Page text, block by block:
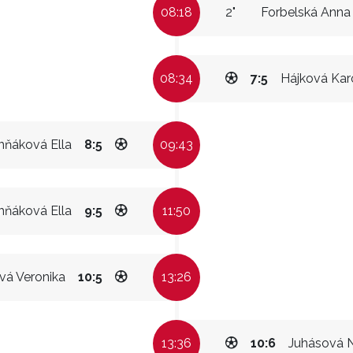
08:18 Forbelská Anna
2"
08:34 Hájková
7:5
Ella 8:5 09:43
Ella 9:5 11:50
Veronika 10:5 13:26
13:36 Juhásová
10:6